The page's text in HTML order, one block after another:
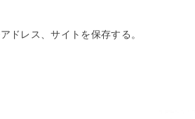
ドレス、サイトを保存する。